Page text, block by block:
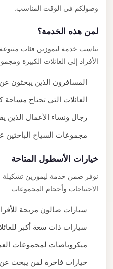
وصولكم في الوقت المناسب.
لمن هذه الخدمة؟
تناسب خدمة ليموزين فئات متنوعة
الأفراد إلى العائلات الكبيرة
المسافرون الذين يبحثون عن
العائلات التي تحتاج مساحة
رجال ونساء الأعمال الذين
مجموعات السياح الباحثين
خيارات الأسطول المتاحة
نوفر ضمن خدمة ليموزين تشكيلة
الاحتياجات وأحجام المجموعات.
سيارات صالون مريحة للأفراد
سيارات ذات سعة أكبر
ميكروباصات لمجموعات
خيارات فاخرة لمن يبحث عن